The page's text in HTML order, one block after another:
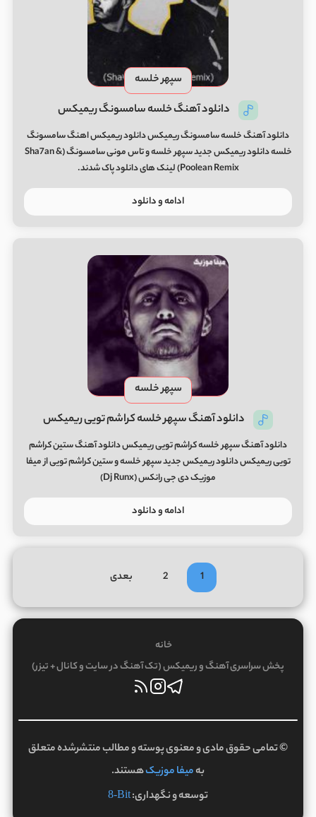
سپهر خلسه
دانلود آهنگ خلسه سامسونگ ریمیکس
دانلود آهنگ خلسه سامسونگ ریمیکس دانلود ریمیکس اهنگ سامسونگ
خلسه دانلود ریمیکس جدید سپهر خلسه و تاس مونی سامسونگ (Sha7an &
Poolean Remix) لینک های دانلود پاک شدند.
ادامه و دانلود
سپهر خلسه
دانلود آهنگ سپهر خلسه کراشم تویی ریمیکس
دانلود آهنگ سپهر خلسه کراشم تویی ریمیکس دانلود آهنگ ستین کراشم
تویی ریمیکس دانلود ریمیکس جدید سپهر خلسه و ستین کراشم تویی از میفا
موزیک دی جی رانکس (Dj Runx)
ادامه و دانلود
1
2 بعدی
خانه
پخش سراسری آهنگ و ریمیکس (تک آهنگ در سایت و کانال + تیزر)
© تمامی حقوق مادی و معنوی پوسته و مطالب منتشرشده متعلق
بهمیفا موزیکهستند.
توسعه و نگهداری:8-Bit